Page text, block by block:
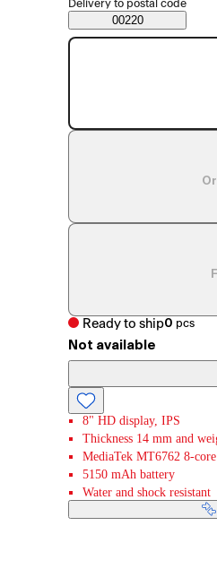
Saatavuustiedot
Delivery to postal code
00220
Ready to ship0 pcs
Not available
8" HD display, IPS
Thickness 14 mm and
MediaTek MT6762 8-core
5150 mAh battery
Water and shock resistant